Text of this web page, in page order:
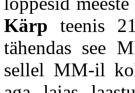
Kärp teenis
tähendas see
sellel MM-il